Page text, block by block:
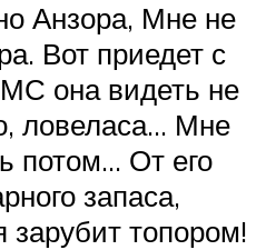
Анзора, Мне не
Вот приедет с
она видеть не
ловеласа… Мне
потом… От его
запаса,
топором!